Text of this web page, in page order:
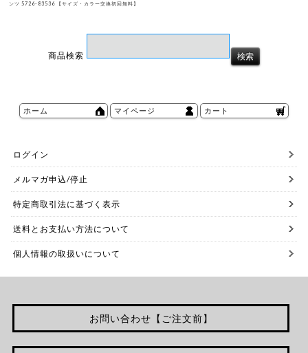
ンツ 5726-83536 【サイズ・カラー交換初回無料】
商品検索
ホーム マイページ カート
ログイン
メルマガ申込/停止
特定商取引法に基づく表示
送料とお支払い方法について
個人情報の取扱いについて
お問い合わせ【ご注文前】